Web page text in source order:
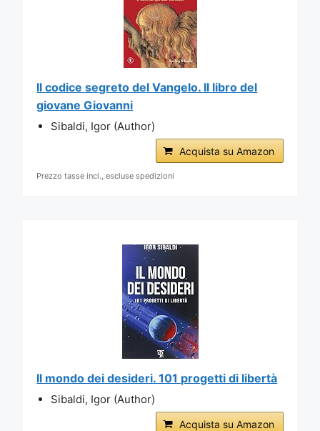
Il codice segreto del Vangelo. Il libro del
giovane Giovanni
Sibaldi, Igor (Author)
Acquista su Amazon
Prezzo tasse incl., escluse spedizioni
Il mondo dei desideri. 101 progetti di libertà
Sibaldi, Igor (Author)
Acquista su Amazon